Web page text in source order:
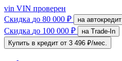
vin VIN проверен
Скидка до 80 000 ₽ на автокредит
Скидка до 100 000 ₽
на Trade-In
Купить в кредит от 3 496 ₽/мес.